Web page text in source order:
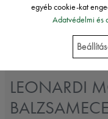
LEONARDI
egyéb cookie-kat
Adatvédelmi és